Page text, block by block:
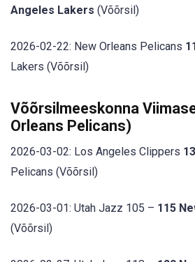
Angeles Lakers (Võõrsil)
2026-02-22: New Orleans Pelicans
Lakers (Võõrsil)
Võõrsilmeeskonna
Orleans Pelicans)
2026-03-02: Los Angeles Clippers
Pelicans (Võõrsil)
2026-03-01: Utah Jazz 105 – 115
(Võõrsil)